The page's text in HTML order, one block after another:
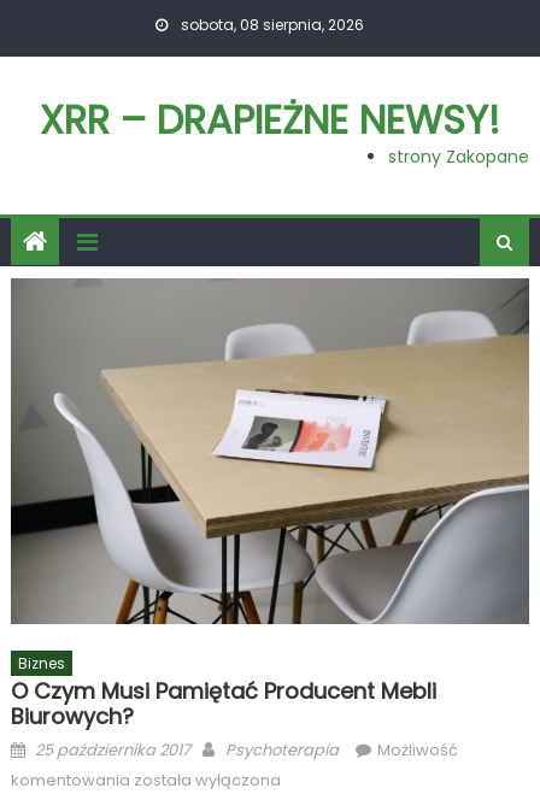
sobota, 08 sierpnia, 2026
XRR – DRAPIEŻNE NEWSY!
strony Zakopane
Biznes
O Czym Musi Pamiętać Producent Mebli
Biurowych?
Posted
on
25 października 2017 Author
Psychoterapia
Możliwość
komentowania O
została wyłączona